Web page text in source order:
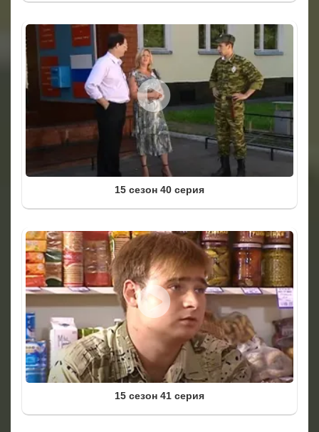
15 сезон 40 серия
15 сезон 41 серия